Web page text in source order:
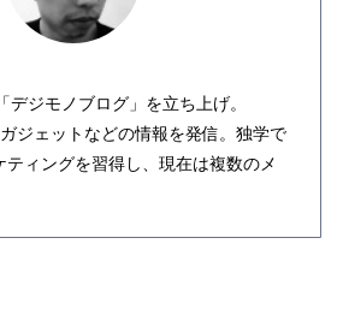
ジモノブログ」を立ち上げ。
ジェットなどの情報を発信。独学で
ティングを習得し、現在は複数のメ